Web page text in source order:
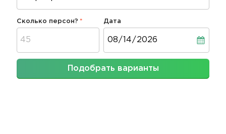
Сколько персон? Дата
Подобрать варианты